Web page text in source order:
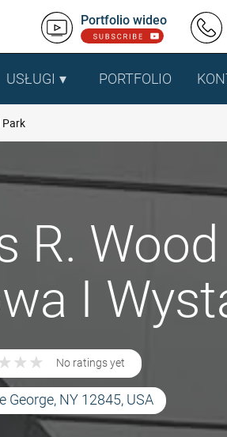
Portfolio wideo
USŁUGI PORTFOLIO
Park
R.
I
★ ★
★ ★ No ratings yet
George, NY 12845, USA